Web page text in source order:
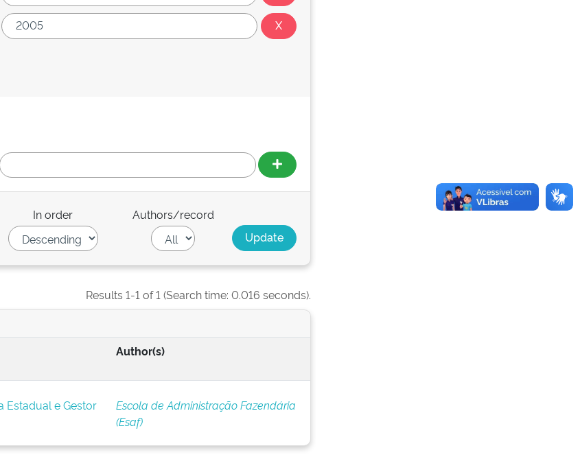
In order Authors/record
Results 1-1 of 1 (Search time: 0.016 seconds).
Author(s)
Estadual e Gestor
Escola de Administração Fazendária
(Esaf)